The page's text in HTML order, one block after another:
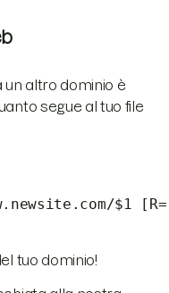
un altro dominio è
segue al tuo file
$1 [R=
tuo dominio!